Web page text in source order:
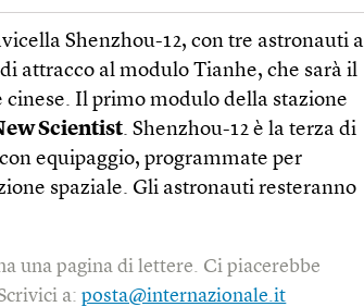
Shenzhou-12, con tre astronauti a
attracco al modulo Tianhe, che sarà il
Il primo modulo della stazione
Scientist. Shenzhou-12 è la terza di
equipaggio, programmate per
spaziale. Gli astronauti resteranno
una pagina di lettere. Ci piacerebbe
a:posta@internazionale.it